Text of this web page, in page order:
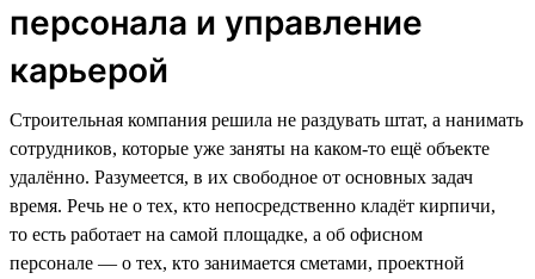
персонала и управление
карьерой
Строительная компания решила не раздувать штат, а нанимать
сотрудников, которые уже заняты на каком-то ещё объекте
удалённо. Разумеется, в их свободное от основных задач
время. Речь не о тех, кто непосредственно кладёт кирпичи,
то есть работает на самой площадке, а об офисном
персонале — о тех, кто занимается сметами, проектной